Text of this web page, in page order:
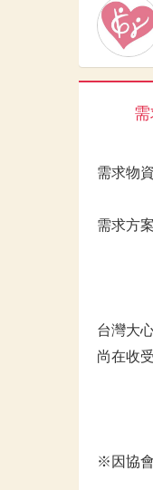
需求物
需求方
台灣大
尚在收
※因協